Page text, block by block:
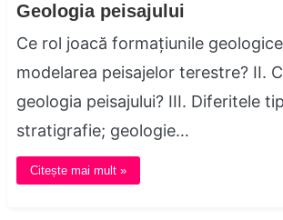
Geologia peisajului
Ce rol joacă formațiunile
modelarea peisajelor terestre? II.
geologia peisajului? III. Diferitele
stratigrafie; geologie…
Citește mai mult »